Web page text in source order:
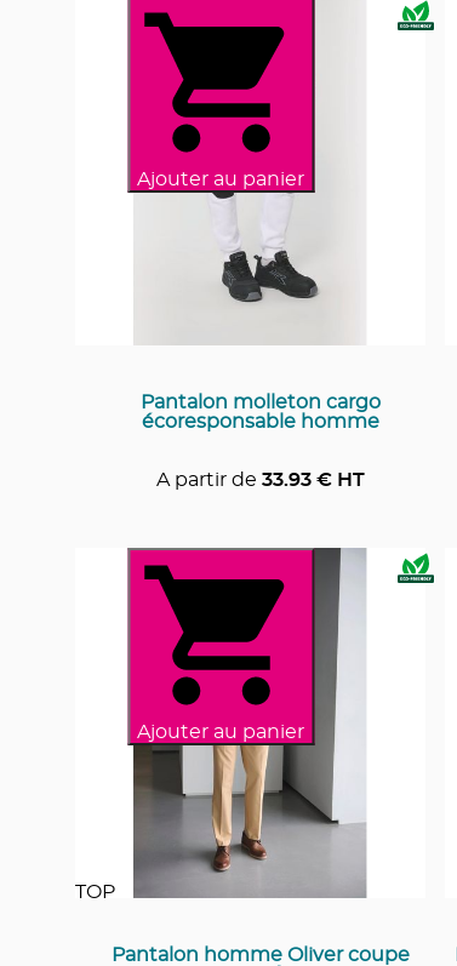
Ajouter au panier
Pantalon molleton cargo
écoresponsable homme
A partir de 33.93€ HT
TOP
Ajouter au panier
Pantalon homme Oliver coupe